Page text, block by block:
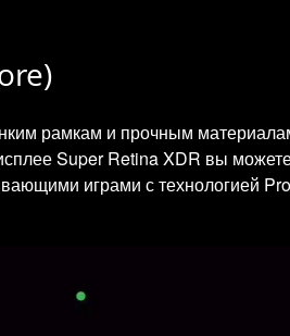
рамкам и прочным
Super Retina XDR вы можете
играми с технологией